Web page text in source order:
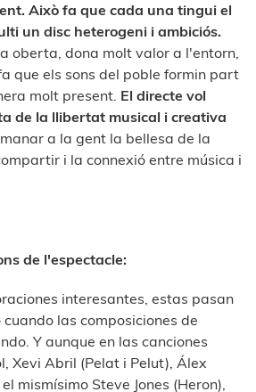
Això fa que cada una tingui el
un disc heterogeni i ambiciós.
oberta, dona molt valor a l'entorn,
que els sons del poble formin part
molt present. El directe vol
de la llibertat musical i creativa
a la gent la bellesa de la
i la connexió entre música i
de l'espectacle:
interesantes, estas pasan
las composiciones de
Y aunque en las canciones
Xevi Abril (Pelat i Pelut), Álex
mismísimo Steve Jones (Heron),